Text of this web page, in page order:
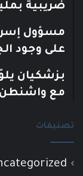
ضريبية
مسؤول
على وجود
بزشكيان
مع واشنطن
تصنيفات